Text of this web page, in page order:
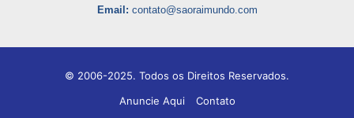
Email: contato@saoraimundo.com
© 2006-2025. Todos os Direitos Reservados.
Anuncie Aqui
Contato